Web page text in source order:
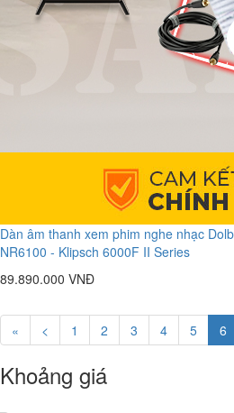
Dàn âm thanh xem phim nghe nhạc
NR6100 - Klipsch 6000F II Series
89.890.000 VNĐ
« < 1 2 3 4 5 6
Khoảng giá